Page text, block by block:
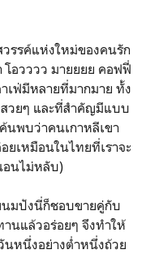
รรค์แห่งใหม่ของคนรัก
โอวววว มายยยย คอฟฟี่
เฟ่มีหลายที่มากมาย ทั้ง
วยๆ และที่สำคัญมีแบบ
นพบว่าคนเกาหลีเขา
ยเหมือนในไทยที่เราจะ
อนไม่หลับ)
มปังนี่ก็ชอบขายคู่กับ
นแล้วอร่อยๆ จึงทำให้
นหนึ่งอย่างต่ำหนึ่งถ้วย